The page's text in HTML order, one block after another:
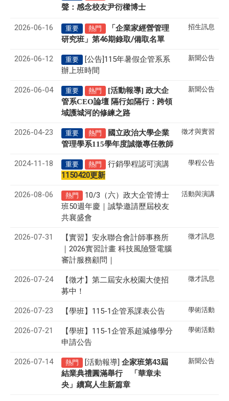
聲 ： 感念校友尹衍樑博士
2026-06-16 重要 熱門
「企業家經營管理
研究班」第46期錄取/備取名單
招生訊息
2026-06-12 重要
[公告]115年暑假企管系系
辦上班時間
新聞公告
2026-06-04 重要 熱門
[活動報導] 政大企
管系CEO論壇 隔行如隔行：跨領
域護城河的修練之路
新聞公告
2026-04-23 重要 熱門
國立政治大學企業
管理學系115學年度誠徵專任教師
徵才與實習
2024-11-18 重要 熱門
行銷學程認可演講
1150420更新
學程公告
2026-08-06 熱門
10/3（六）政大企管博士
班50週年慶｜誠摯邀請歷屆校友
共襄盛會
活動與演講
2026-07-31
【實習】安永聯合會計師事務所
｜2026實習計畫 科技風險暨電腦
審計服務顧問｜
徵才訊息
2026-07-24 【徵才】 第二屆安永校園大使招
募中！
徵才訊息
2026-07-23 【學班】115-1企管系課表公告 學術活動
2026-07-21
【學班】115-1企管系超減修學分
申請公告
學術活動
2026-07-14 熱門 [活動報導] 企家班第43屆
結業典禮圓滿舉行 「華章未
央」續寫人生新篇章
新聞公告